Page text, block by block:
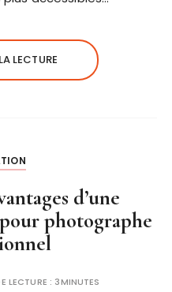
LECTURE
d’une
photographe
LECTURE : 3MINUTES